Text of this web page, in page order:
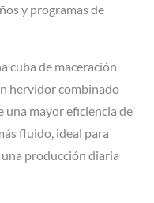
y programas de
cuba de maceración
hervidor combinado
mayor eficiencia de
fluido, ideal para
producción diaria